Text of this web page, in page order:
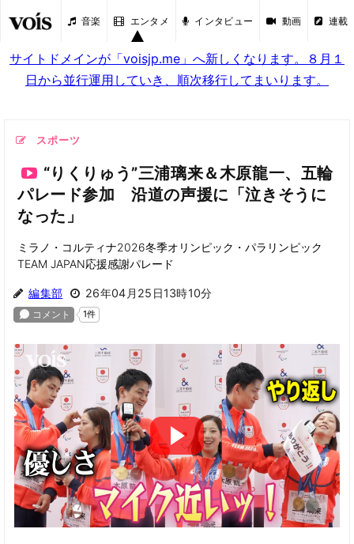
音楽 エンタメ インタビュー 動画 連載
サイトドメインが「voisjp.me」へ新しくなります。８月１
日から並行運用していき、順次移行してまいります。
スポーツ
“りくりゅう”三浦璃来＆木原龍一、五輪
パレード参加 沿道の声援に「泣きそうに
なった」
ミラノ・コルティナ2026冬季オリンピック・パラリンピック
TEAM JAPAN応援感謝パレード
編集部 26年04月25日13時10分